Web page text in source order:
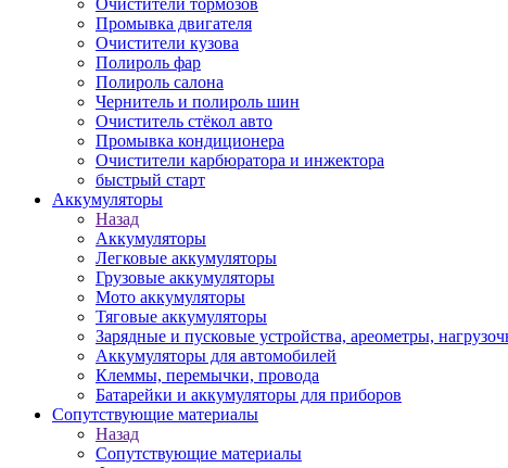
Очистители тормозов
Промывка двигателя
Очистители кузова
Полироль фар
Полироль салона
Чернитель и полироль шин
Очиститель стёкол авто
Промывка кондиционера
Очистители карбюратора и инжектора
быстрый старт
Аккумуляторы
Назад
Аккумуляторы
Легковые аккумуляторы
Грузовые аккумуляторы
Мото аккумуляторы
Тяговые аккумуляторы
Зарядные и пусковые устройства, ареометры,
Аккумуляторы для автомобилей
Клеммы, перемычки, провода
Батарейки и аккумуляторы для приборов
Сопутствующие материалы
Назад
Сопутствующие материалы